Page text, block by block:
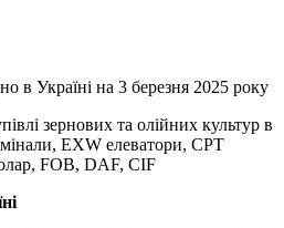
зернових та олійних культур в
EXW елеватори, CPT
FOB, DAF, CIF